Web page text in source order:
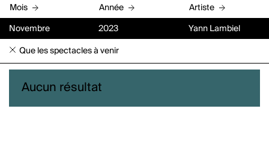
Mois Année Artiste
Novembre 2023 Yann Lambiel
Que les spectacles à venir
Aucun résultat